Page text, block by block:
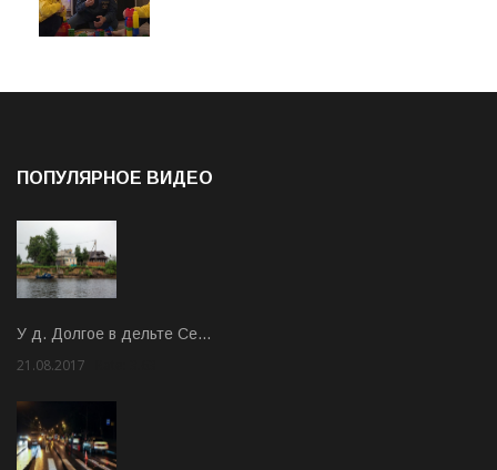
ПОПУЛЯРНОЕ ВИДЕО
У д. Долгое в дельте Се…
21.08.2017